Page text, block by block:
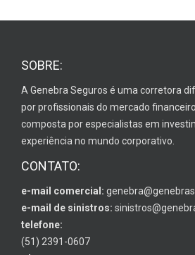
SOBRE:
A Genebra Seguros é uma corretora
por profissionais do mercado
composta por especialistas em
experiência no mundo corporativo.
CONTATO:
e-mail comercial:
e-mail de sinistros:
telefone:
(51) 2391-0607